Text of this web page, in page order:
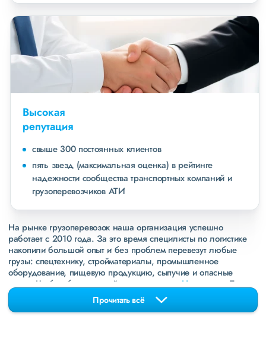
Высокая
репутация
свыше 300 постоянных клиентов
пять звезд (максимальная оценка) в рейтинге
надежности сообщества транспортных компаний и
грузоперевозчиков АТИ
На рынке грузоперевозок наша организация успешно
работает с 2010 года. За это время специлисты по логистике
накопили большой опыт и без проблем перевезут любые
грузы: спецтехнику, стройматериалы, промышленное
оборудование, пищевую продукцию, сыпучие и опасные
грузы. Чтобы убедиться зайдите в раздел
«Наш опыт»
. Там
свежие примеры перевозок, которые обновляются несколько
раз в неделю. Также недавно мы запустили новые
направления вДНРиЛНР. Предоставляем все стандартные
Прочитать всё